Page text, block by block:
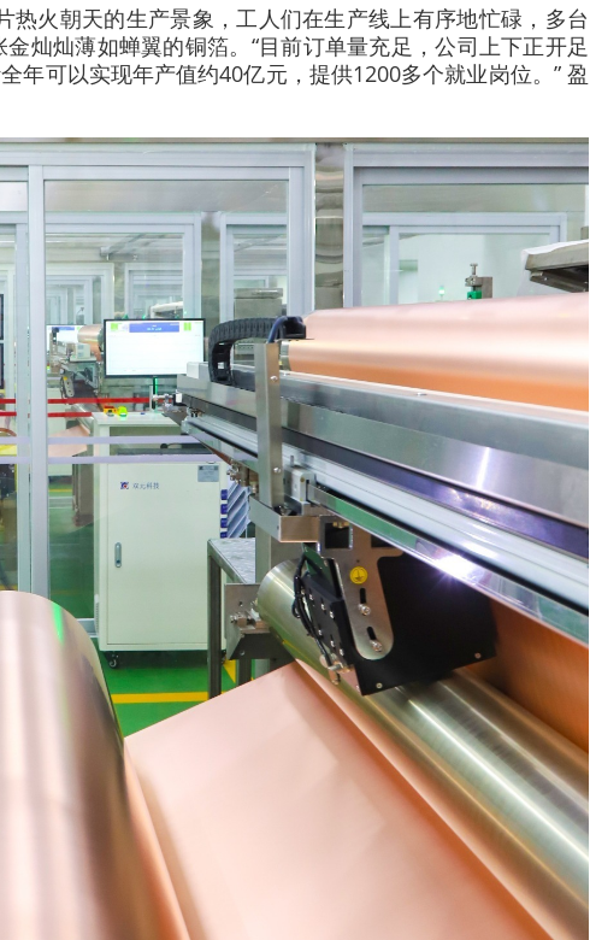
热火朝天的生产景象，工人们在生产线上有序地忙碌，多台
灿灿薄如蝉翼的铜箔。“目前订单量充足，公司上下正开足
年可以实现年产值约40亿元，提供1200多个就业岗位。” 盈